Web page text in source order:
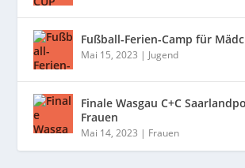
Fußball-Ferien-Camp für
Mai 15, 2023 | Jugend
Finale Wasgau C+C
Frauen
Mai 14, 2023 | Frauen